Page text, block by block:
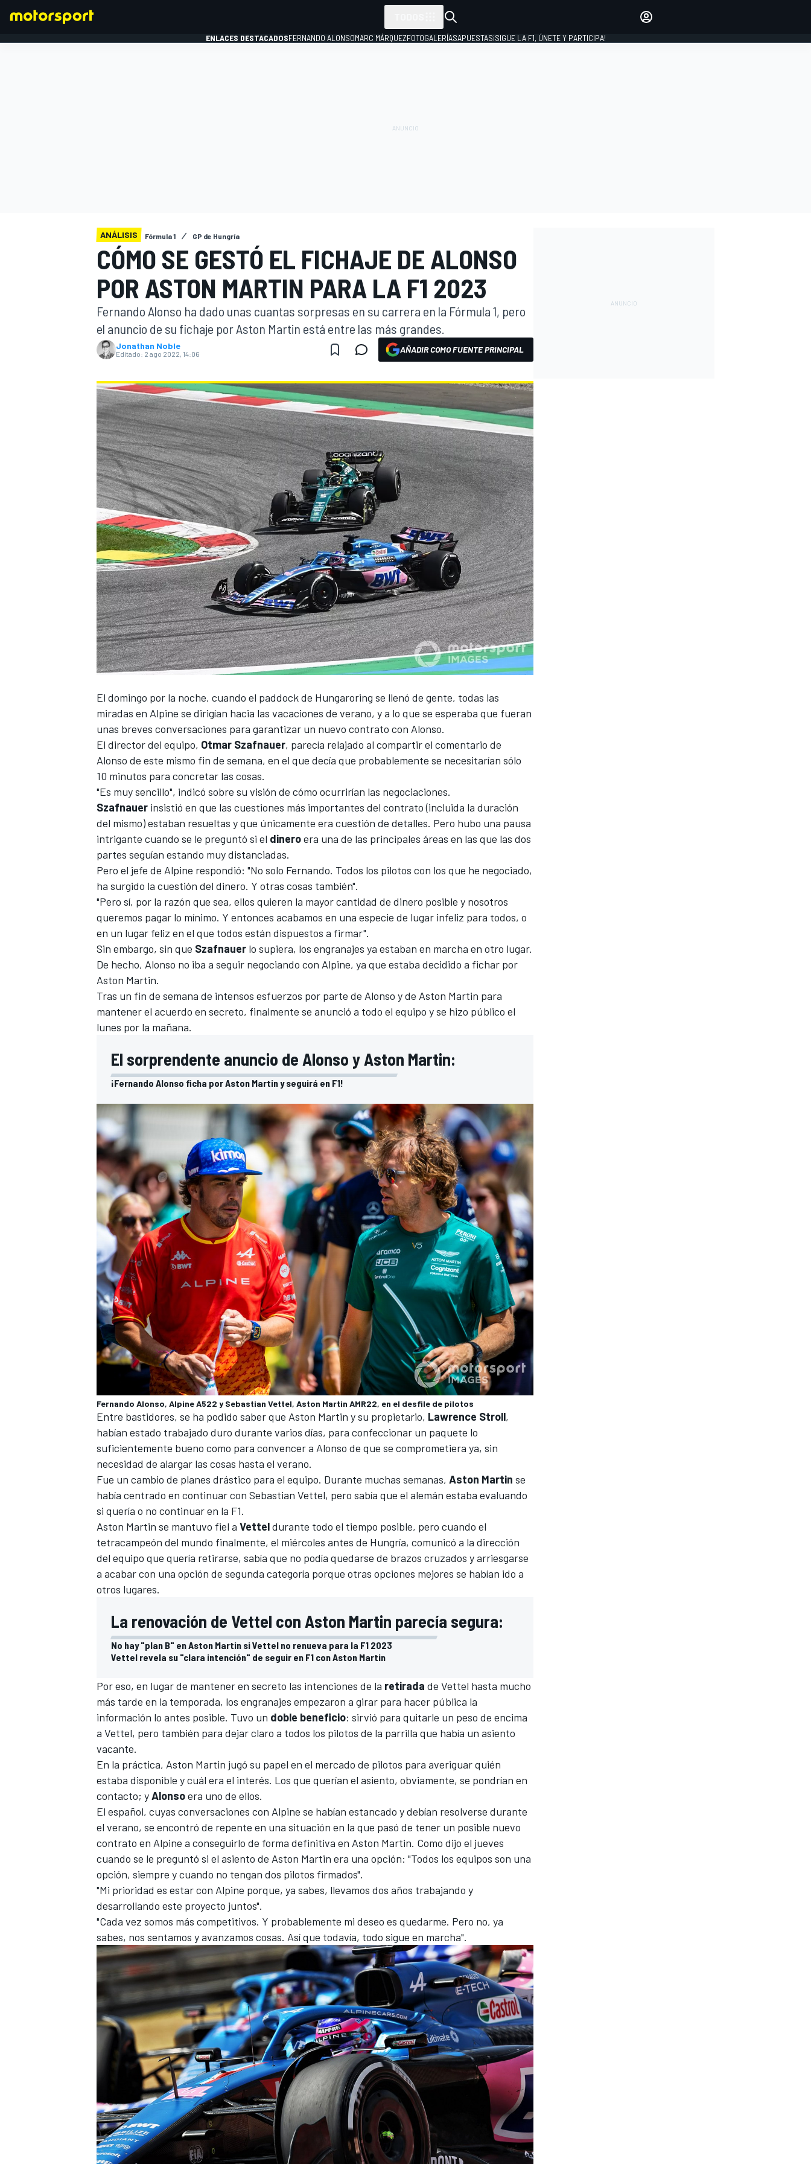
WEC FÓRMULA E
MÁS CATEGORÍAS
ENLACES DESTACADOSFERNANDO ALONSOMARC MÁRQUEZFOTOGALERÍASAPUESTAS¡SIGUE LA F1, ÚNETE Y PARTICIPA!
ANÁLISIS Fórmula 1 GP de Hungría
CÓMO SE GESTÓ EL FICHAJE DE ALONSO
POR ASTON MARTIN PARA LA F1 2023
Fernando Alonso ha dado unas cuantas sorpresas en su carrera en la Fórmula 1, pero
el anuncio de su fichaje por Aston Martin está entre las más grandes.
Jonathan Noble
Editado: 2 ago 2022, 14:06 AÑADIR COMO FUENTE PRINCIPAL
El domingo por la noche, cuando el paddock de Hungaroring se llenó de gente, todas las
miradas en Alpine se dirigían hacia las vacaciones de verano, y a lo que se esperaba que fueran
unas breves conversaciones para garantizar un nuevo contrato con Alonso.
El director del equipo, Otmar Szafnauer, parecía relajado al compartir el comentario de
Alonso de este mismo fin de semana, en el que decía que probablemente se necesitarían sólo
10 minutos para concretar las cosas.
"Es muy sencillo", indicó sobre su visión de cómo ocurrirían las negociaciones.
Szafnauer insistió en que las cuestiones más importantes del contrato (incluida la duración
del mismo) estaban resueltas y que únicamente era cuestión de detalles. Pero hubo una pausa
intrigante cuando se le preguntó si el dineroera una de las principales áreas en las que las dos
partes seguían estando muy distanciadas.
Pero el jefe de Alpine respondió: "No solo Fernando. Todos los pilotos con los que he negociado,
ha surgido la cuestión del dinero. Y otras cosas también".
"Pero sí, por la razón que sea, ellos quieren la mayor cantidad de dinero posible y nosotros
queremos pagar lo mínimo. Y entonces acabamos en una especie de lugar infeliz para todos, o
en un lugar feliz en el que todos están dispuestos a firmar".
Sin embargo, sin que Szafnauer lo supiera, los engranajes ya estaban en marcha en otro lugar.
De hecho, Alonso no iba a seguir negociando con Alpine, ya que estaba decidido a fichar por
Aston Martin.
Tras un fin de semana de intensos esfuerzos por parte de Alonso y de Aston Martin para
mantener el acuerdo en secreto, finalmente se anunció a todo el equipo y se hizo público el
lunes por la mañana.
El sorprendente anuncio de Alonso y Aston Martin:
¡Fernando Alonso ficha por Aston Martin y seguirá en F1!
Fernando Alonso, Alpine A522 y Sebastian Vettel, Aston Martin AMR22, en el desfile de pilotos
Entre bastidores, se ha podido saber que Aston Martin y su propietario, Lawrence Stroll,
habían estado trabajado duro durante varios días, para confeccionar un paquete lo
suficientemente bueno como para convencer a Alonso de que se comprometiera ya, sin
necesidad de alargar las cosas hasta el verano.
Fue un cambio de planes drástico para el equipo. Durante muchas semanas, Aston Martin se
había centrado en continuar con Sebastian Vettel, pero sabía que el alemán estaba evaluando
si quería o no continuar en la F1.
Aston Martin se mantuvo fiel a Vetteldurante todo el tiempo posible, pero cuando el
tetracampeón del mundo finalmente, el miércoles antes de Hungría, comunicó a la dirección
del equipo que quería retirarse, sabía que no podía quedarse de brazos cruzados y arriesgarse
a acabar con una opción de segunda categoría porque otras opciones mejores se habían ido a
otros lugares.
La renovación de Vettel con Aston Martin parecía segura:
No hay "plan B" en Aston Martin si Vettel no renueva para la F1 2023
Vettel revela su "clara intención" de seguir en F1 con Aston Martin
Por eso, en lugar de mantener en secreto las intenciones de la retirada de Vettel hasta mucho
más tarde en la temporada, los engranajes empezaron a girar para hacer pública la
información lo antes posible. Tuvo un doble beneficio: sirvió para quitarle un peso de encima
a Vettel, pero también para dejar claro a todos los pilotos de la parrilla que había un asiento
vacante.
En la práctica, Aston Martin jugó su papel en el mercado de pilotos para averiguar quién
estaba disponible y cuál era el interés. Los que querían el asiento, obviamente, se pondrían en
contacto; yAlonsoera uno de ellos.
El español, cuyas conversaciones con Alpine se habían estancado y debían resolverse durante
el verano, se encontró de repente en una situación en la que pasó de tener un posible nuevo
contrato en Alpine a conseguirlo de forma definitiva en Aston Martin. Como dijo el jueves
cuando se le preguntó si el asiento de Aston Martin era una opción: "Todos los equipos son una
opción, siempre y cuando no tengan dos pilotos firmados".
"Mi prioridad es estar con Alpine porque, ya sabes, llevamos dos años trabajando y
desarrollando este proyecto juntos".
"Cada vez somos más competitivos. Y probablemente mi deseo es quedarme. Pero no, ya
sabes, nos sentamos y avanzamos cosas. Así que todavía, todo sigue en marcha".